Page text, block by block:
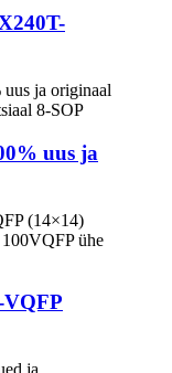
uus ja
VQFP